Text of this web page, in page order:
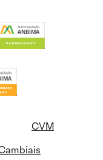
CVM